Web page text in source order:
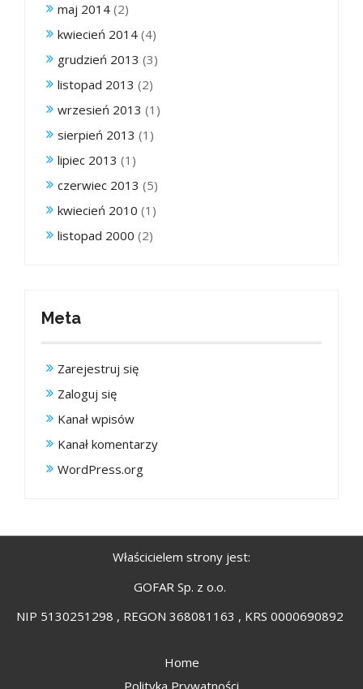
maj 2014 (2)
kwiecień 2014 (4)
grudzień 2013 (3)
listopad 2013 (2)
wrzesień 2013 (1)
sierpień 2013 (1)
lipiec 2013 (1)
czerwiec 2013 (5)
kwiecień 2010 (1)
listopad 2000 (2)
Meta
Zarejestruj się
Zaloguj się
Kanał wpisów
Kanał komentarzy
WordPress.org
Właścicielem strony jest:
GOFAR Sp. z o.o.
NIP 5130251298 , REGON 368081163 , KRS 0000690892
Home